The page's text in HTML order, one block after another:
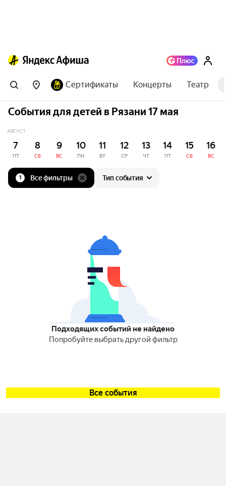
Сертификаты Концерты Театр
События для детей в Рязани 17 мая
АВГУСТ
7
ПТ
8
СБ
9
ВС
10
ПН
11
ВТ
12
СР
13
ЧТ
14
ПТ
15
СБ
16
ВС
1 Все фильтры Тип события
Подходящих событий не найдено
Попробуйте выбрать другой фильтр
Все события